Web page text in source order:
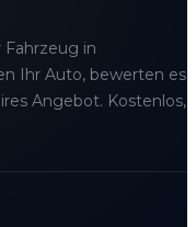
Fahrzeug in
Ihr Auto, bewerten es
Angebot. Kostenlos,